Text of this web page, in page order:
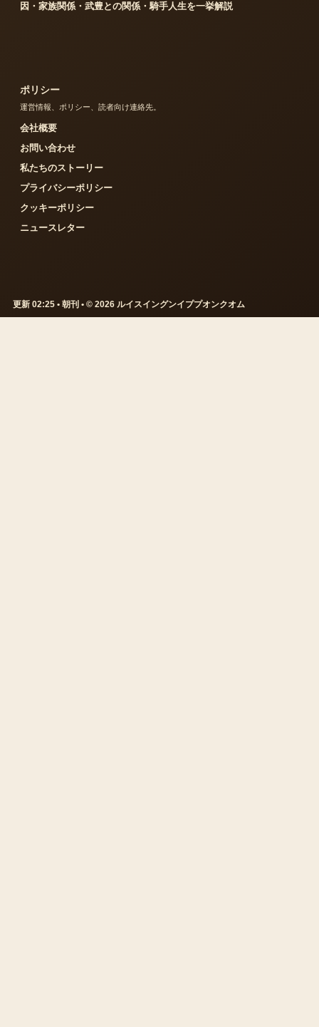
因・家族関係・武豊との関係・騎手人生を一挙解説
ポリシー
運営情報、ポリシー、読者向け連絡先。
会社概要
お問い合わせ
私たちのストーリー
プライバシーポリシー
クッキーポリシー
ニュースレター
更新 02:25 • 朝刊 • © 2026 ルイスイングンイププオンクオム